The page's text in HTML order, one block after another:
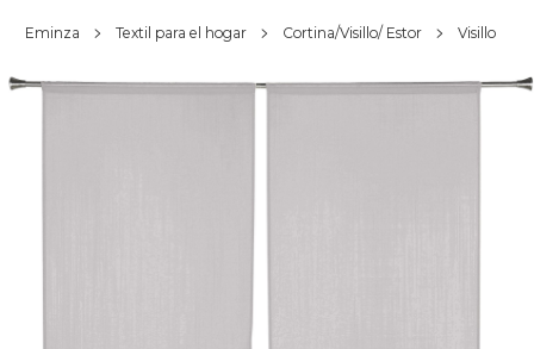
Eminza Textil para el hogar Cortina/Visillo/ Estor Visillo